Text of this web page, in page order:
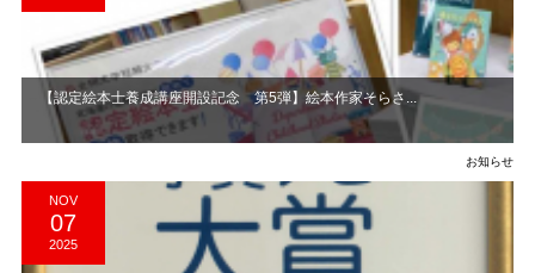
【認定絵本士養成講座開設記念 第5弾】絵本作家そらさ...
お知らせ
NOV
07
2025